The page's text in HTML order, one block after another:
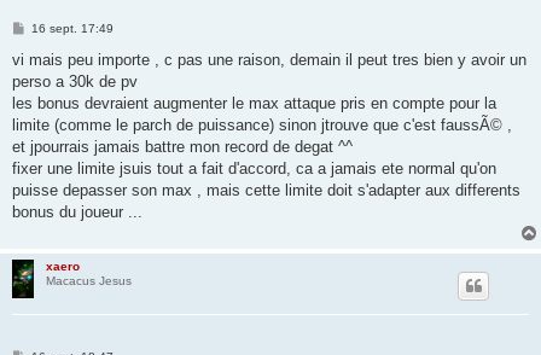
M
s
a
g
16 sept. 17:49
vi mais peu importe , c pas une raison, demain il peut tres bien y avoir un
perso a 30k de pv
les bonus devraient augmenter le max attaque pris en compte pour la
limite (comme le parch de puissance) sinon jtrouve que c'est faussÃ© ,
et jpourrais jamais battre mon record de degat ^^
fixer une limite jsuis tout a fait d'accord, ca a jamais ete normal qu'on
puisse depasser son max , mais cette limite doit s'adapter aux differents
bonus du joueur ...
xaero
Macacus Jesus